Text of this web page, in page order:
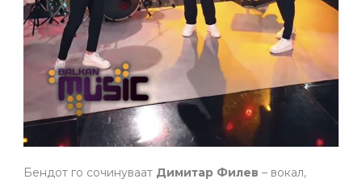
Бендот го сочинуваат Димитар Филев – вокал,